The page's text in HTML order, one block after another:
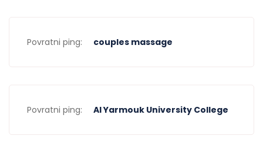
Povratni ping: couples massage
Povratni ping: Al Yarmouk University College